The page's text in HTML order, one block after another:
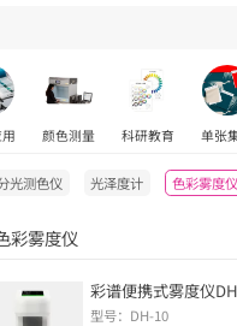
颜色测量 科研教育 单张
光测色仪 光泽度计 色彩雾度仪
光泽度计测试仪
彩雾度仪
彩谱便携式雾度仪
型号：DH-10